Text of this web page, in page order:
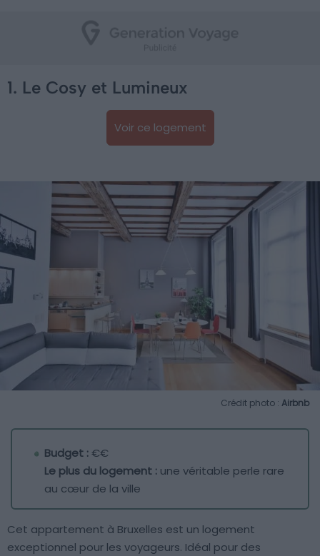
1. Le Cosy et Lumineux
Voir ce logement
Crédit photo : Airbnb
Budget :€€
Le plus du logement : une véritable perle rare
au cœur de la ville
Cet appartement à Bruxelles est un logement
exceptionnel pour les voyageurs. Idéal pour des